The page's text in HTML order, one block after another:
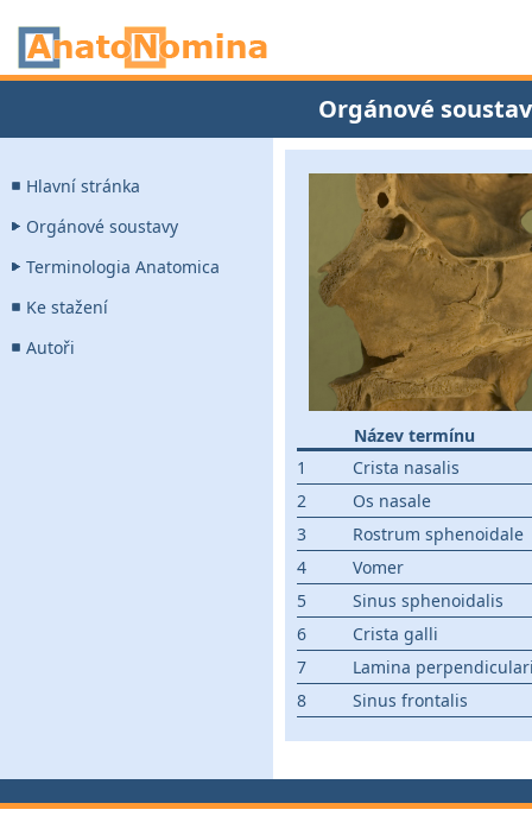
Orgánové
Hlavní stránka
Orgánové soustavy
Terminologia Anatomica
Ke stažení
Autoři
Název termínu
1
Crista nasalis
2
Os nasale
3
Rostrum sphenoidale
4
Vomer
5
Sinus sphenoidalis
6
Crista galli
7
Lamina
8
Sinus frontalis